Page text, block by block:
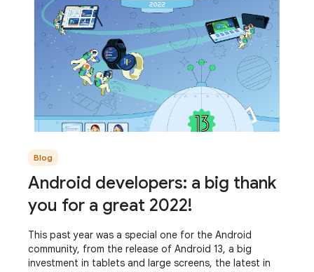
Blog
Android developers: a big thank
you for a great 2022!
This past year was a special one for the Android
community, from the release of Android 13, a big
investment in tablets and large screens, the latest in